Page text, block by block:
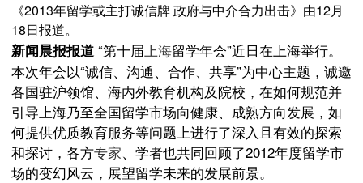
《2013年留学或主打诚信牌 政府与中介合力出击》由12月
18日报道。
新闻晨报报道 “第十届上海留学年会”近日在上海举行。
本次年会以“诚信、沟通、合作、共享”为中心主题，诚邀
各国驻沪领馆、海内外教育机构及院校，在如何规范并
引导上海乃至全国留学市场向健康、成熟方向发展，如
何提供优质教育服务等问题上进行了深入且有效的探索
和探讨，各方专家、学者也共同回顾了2012年度留学市
场的变幻风云，展望留学未来的发展前景。